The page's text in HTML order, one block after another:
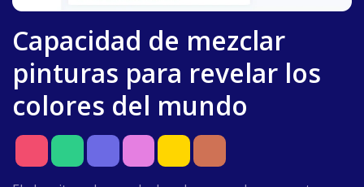
Capacidad de mezclar
pinturas para revelar los
colores del mundo